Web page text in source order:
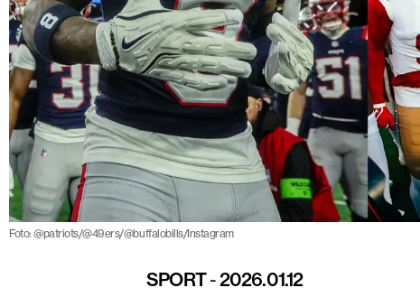
Foto: @patriots/@49ers/@buffalobills/Instagram
SPORT- 2026.01.12